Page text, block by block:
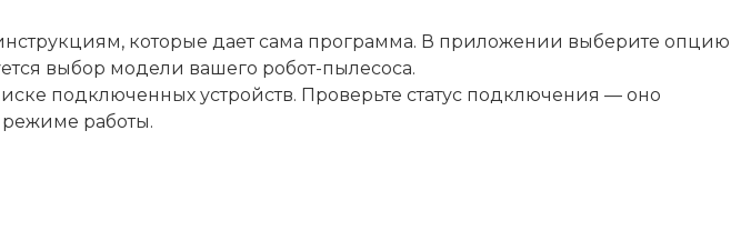
которые дает сама программа. В приложении выберите опцию
выбор модели вашего робот-пылесоса.
подключенных устройств. Проверьте статус подключения — оно
работы.